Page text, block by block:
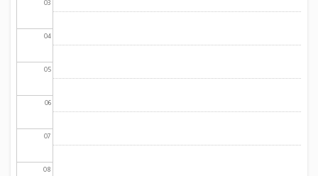
03
04
05
06
07
08